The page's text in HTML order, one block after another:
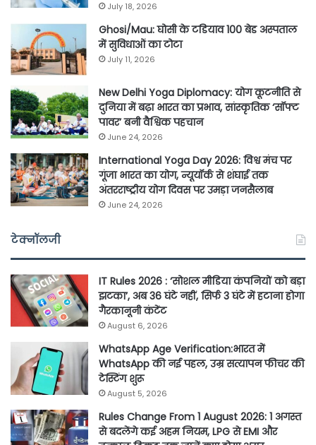
July 18, 2026
Ghosi/Mau: घोसी के टडियाव 100 बेड अस्पताल
में सुविधाओं का टोटा
July 11, 2026
New Delhi Yoga Diplomacy: योग कूटनीति से
दुनिया में बढ़ा भारत का प्रभाव, सांस्कृतिक ‘सॉफ्ट
पावर’ बनी वैश्विक पहचान
June 24, 2026
International Yoga Day 2026: विश्व मंच पर
गूंजा भारत का योग, न्यूयॉर्क से शंघाई तक
अंतरराष्ट्रीय योग दिवस पर उमड़ा जनसैलाब
June 24, 2026
टेक्नॉलजी
IT Rules 2026 : ‘सोशल मीडिया कंपनियों को बड़ा
झटका’, अब 36 घंटे नहीं, सिर्फ 3 घंटे में हटाना होगा
गैरकानूनी कंटेंट
August 6, 2026
WhatsApp Age Verification:भारत में
WhatsApp की नई पहल, उम्र सत्यापन फीचर की
टेस्टिंग शुरू
August 5, 2026
Rules Change From 1 August 2026: 1 अगस्त
से बदलेंगे कई अहम नियम, LPG से EMI और